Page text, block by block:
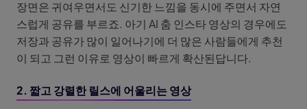
장면은 귀여우면서도 신기한 느낌을 동시에 주면서 자연
스럽게 공유를 부르죠. 아기 AI 춤 인스타 영상의 경우에도
저장과 공유가 많이 일어나기에 더 많은 사람들에게 추천
이 되고 그런 이유로 영상이 빠르게 확산된답니다.
2. 짧고 강렬한 릴스에 어울리는 영상